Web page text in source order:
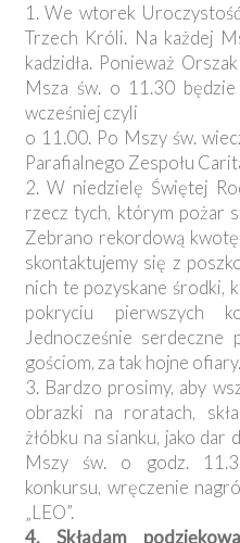
1. We wtorek
Trzech Króli. Na każdej
kadzidła. Ponieważ
Msza św. o 11.30
wcześniej czyli
o 11.00. Po Mszy św.
Parafialnego Zespołu
2. W niedzielę Świętej
rzecz tych, którym pożar
Zebrano rekordową
skontaktujemy się z
nich te pozyskane środki,
pokryciu pierwszych
Jednocześnie serdeczne
gościom, za tak hojne ofiary.
3. Bardzo prosimy, aby
obrazki na roratach,
żłóbku na sianku, jako dar
Mszy św. o godz.
konkursu, wręczenie
„LEO”.
4. Składam